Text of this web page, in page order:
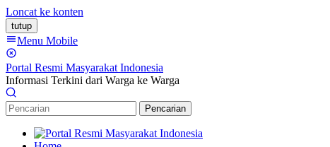
Loncat ke konten
tutup
Menu Mobile
Portal Resmi Masyarakat Indonesia
Informasi Terkini dari Warga ke Warga
Pencarian